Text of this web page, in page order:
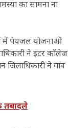
का सामना ना
में पेयजल योजनाओं
ने इंटर कॉलेज
जिलाधिकारी ने गांव
तबादले